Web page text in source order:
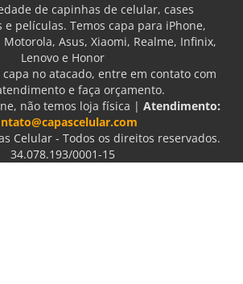
de capinhas de celular, cases
e películas. Temos capa para iPhone,
Motorola, Asus, Xiaomi, Realme, Infinix,
Lenovo e Honor
no atacado, entre em contato com
e faça orçamento.
não temos loja física | Atendimento:
Celular - Todos os direitos reservados.
34.078.193/0001-15